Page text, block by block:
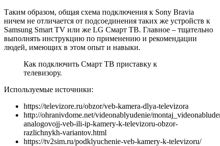
Таким образом, общая схема подключения к Sony Bravia
ничем не отличается от подсоединения таких же устройств к
Samsung Smart TV или же LG Смарт ТВ. Главное – тщательно
выполнять инструкцию по применению и рекомендации
людей, имеющих в этом опыт и навыки.
Как подключить Смарт ТВ приставку к
телевизору.
Используемые источники:
https://televizore.ru/obzor/veb-kamera-dlya-televizora
http://ohranivdome.net/videonablyudenie/
analogovojj-veb-ili-ip-kamery-k-televizoru-obzor-
razlichnykh-variantov.html
https://tv2sim.ru/podklyuchenie-veb-kamery-k-televizoru/